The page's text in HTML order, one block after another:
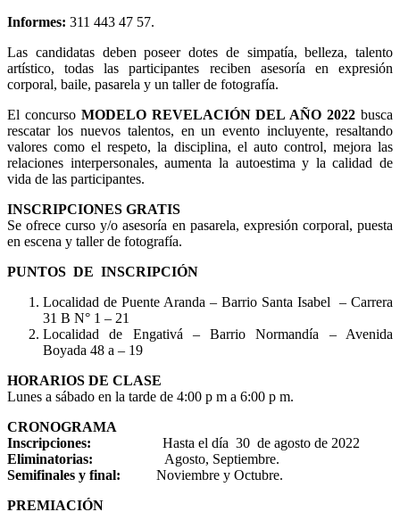
Informes: 311 443 47 57.
Las candidatas deben poseer dotes de simpatía, belleza, talento
artístico, todas las participantes reciben asesoría en expresión
corporal, baile, pasarela y un taller de fotografía.
El concurso MODELO REVELACIÓN DEL AÑO 2022 busca
rescatar los nuevos talentos, en un evento incluyente, resaltando
valores como el respeto, la disciplina, el auto control, mejora las
relaciones interpersonales, aumenta la autoestima y la calidad de
vida de las participantes.
INSCRIPCIONES GRATIS
Se ofrece curso y/o asesoría en pasarela, expresión corporal, puesta
en escena y taller de fotografía.
PUNTOS DE INSCRIPCIÓN
Localidad de Puente Aranda – Barrio Santa Isabel – Carrera
31 B N° 1 – 21
Localidad de Engativá – Barrio Normandía – Avenida
Boyada 48 a – 19
HORARIOS DE CLASE
Lunes a sábado en la tarde de 4:00 p m a 6:00 p m.
CRONOGRAMA
Inscripciones: Hasta el día 30 de agosto de 2022
Eliminatorias: Agosto, Septiembre.
Semifinales y final: Noviembre y Octubre.
PREMIACIÓN